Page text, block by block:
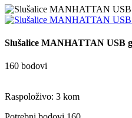
Slušalice MANHATTAN USB
160 bodovi
Raspoloživo: 3 kom